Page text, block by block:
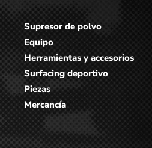
Supresor de polvo
Equipo
Herramientas y accesorios
Surfacing deportivo
Piezas
Mercancía